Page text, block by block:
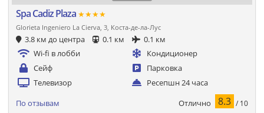
Spa Cadiz Plaza ★★★★
Glorieta Ingeniero La Cierva, 3, Коста-де-ла-Лус
3.8 км до центра 0.1 км
0.1 км
Wi-fi в лобби
Кондиционер
Сейф
Парковка
Телевизор
Ресепшн 24 часа
По отзывам Отлично 8.3 / 10